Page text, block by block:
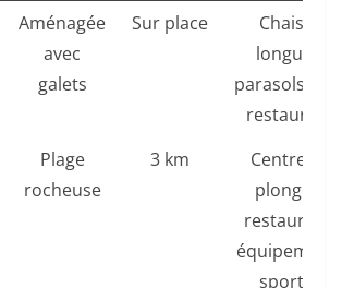
Aménagée
avec
galets
Sur place
Chaises
longues,
parasols,
restaurant
Plage
rocheuse
3 km
Centre de
plongée,
restaurant,
sportifs